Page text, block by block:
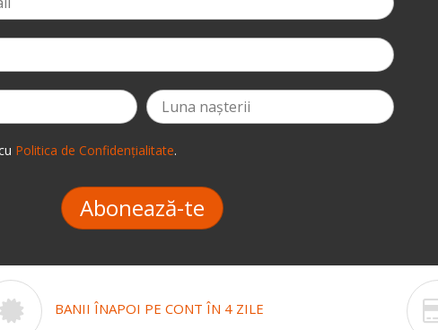
Politica de Confidențialitate.
Abonează-te
BANII ÎNAPOI PE CONT ÎN 4 ZILE